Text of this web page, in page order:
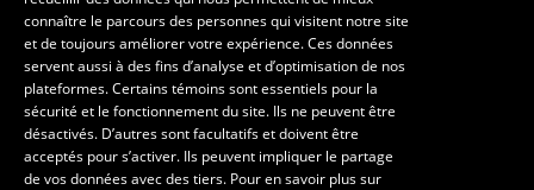
École supérieure d’aménagement du territoire et de développement
régional
École d’architecture
École de design
Centre de recherche en aménagement et développement
connaître le parcours des personnes qui visitent notre site
et de toujours améliorer votre expérience. Ces données
servent aussi à des fins d’analyse et d’optimisation de nos
plateformes. Certains témoins sont essentiels pour la
sécurité et le fonctionnement du site. Ils ne peuvent être
désactivés. D’autres sont facultatifs et doivent être
acceptés pour s’activer. Ils peuvent impliquer le partage
de vos données avec des tiers. Pour en savoir plus sur